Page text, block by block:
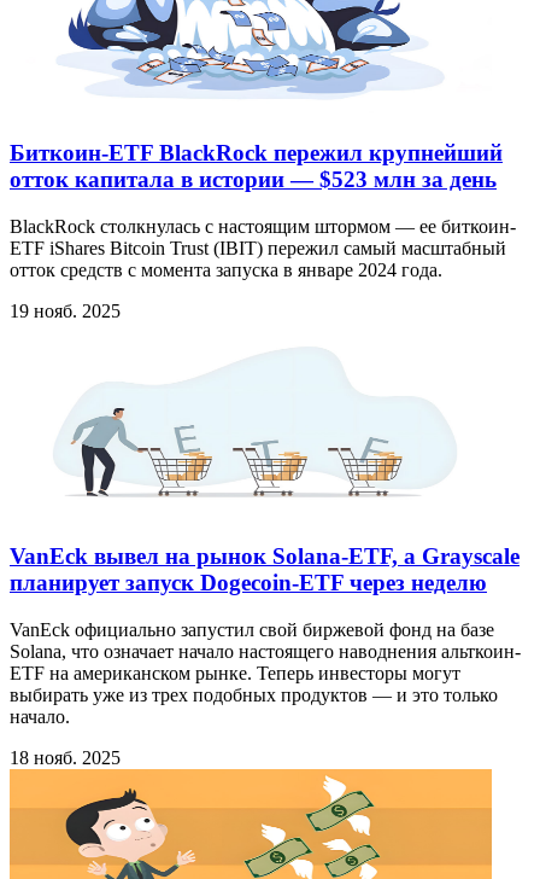
Биткоин-ETF BlackRock пережил крупнейший
отток капитала в истории — $523 млн за день
BlackRock столкнулась с настоящим штормом — ее биткоин-
ETF iShares Bitcoin Trust (IBIT) пережил самый масштабный
отток средств с момента запуска в январе 2024 года.
19 нояб. 2025
VanEck вывел на рынок Solana-ETF, а Grayscale
планирует запуск Dogecoin-ETF через неделю
VanEck официально запустил свой биржевой фонд на базе
Solana, что означает начало настоящего наводнения альткоин-
ETF на американском рынке. Теперь инвесторы могут
выбирать уже из трех подобных продуктов — и это только
начало.
18 нояб. 2025